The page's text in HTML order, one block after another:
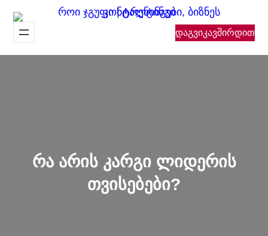
გადასვლა
დაგვიკავშირდით
რა არის კარგი ლიდერის
თვისებები?